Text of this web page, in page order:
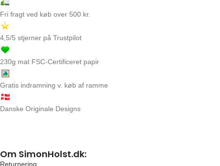
Fri fragt ved køb over 500 kr.
4,5/5 stjerner på Trustpilot
230g mat FSC-Certificeret papir
Gratis indramning v. køb af ramme
Danske Originale Designs
Om SimonHolst.dk:
Returnering